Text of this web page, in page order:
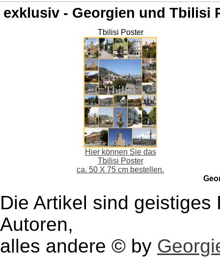
exklusiv - Georgien und Tbilisi
Tbilisi Poster
Hier können Sie das
Tbilisi Poster
ca. 50 X 75 cm bestellen.
Die Artikel sind
Autoren,
alles andere © by